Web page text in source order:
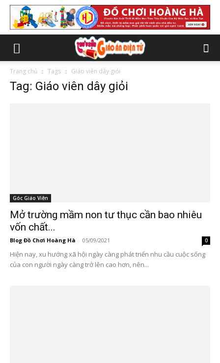
Trang chủ Tags Giáo viên dây giỏi
Tag: Giáo viên dây giỏi
Góc Giáo Viên
Mở trường mầm non tư thục cần bao nhiêu
vốn chất...
Blog Đồ Chơi Hoàng Hà - 05/09/2021 0
Hiện nay, xu hướng xã hội ngày càng phát triển nhu cầu cuộc sống
của con người ngày càng trở lên cao hơn, nên...